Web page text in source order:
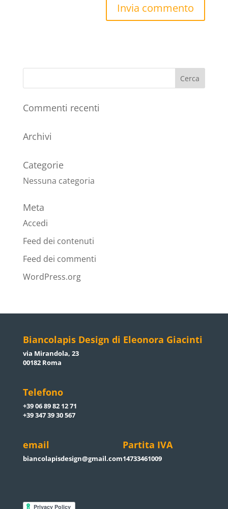
Commenti recenti
Archivi
Categorie
Nessuna categoria
Meta
Accedi
Feed dei contenuti
Feed dei commenti
WordPress.org
Biancolapis Design di Eleonora Giacinti
via Mirandola, 23
00182 Roma
Telefono
+39 06 89 82 12 71
+39 347 39 30 567
email
biancolapisdesign@gmail.com
Partita IVA
14733461009